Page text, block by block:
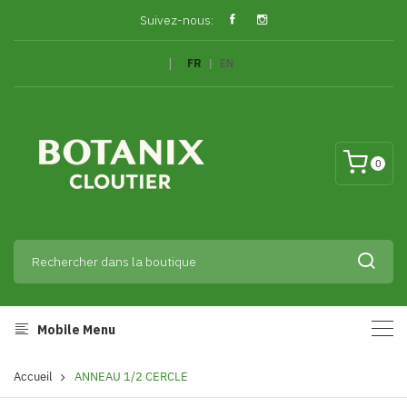
Suivez-nous:
| FR | EN
0
Mobile Menu
Accueil ANNEAU 1/2 CERCLE